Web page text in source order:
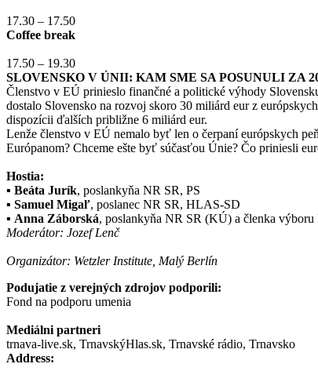
17.30 – 17.50
Coffee break
17.50 – 19.30
SLOVENSKO V ÚNII: KAM SME SA POSUNULI ZA
Členstvo v EÚ prinieslo finančné a politické výhody
dostalo Slovensko na rozvoj skoro 30 miliárd eur z
dispozícii ďalších približne 6 miliárd eur.
Lenže členstvo v EÚ nemalo byť len o čerpaní európskych
Európanom? Chceme ešte byť súčasťou Únie? Čo priniesli
Hostia:
▪ Beáta Jurík, poslankyňa NR SR, PS
▪ Samuel Migaľ, poslanec NR SR, HLAS-SD
▪ Anna Záborská, poslankyňa NR SR (KÚ) a členka výboru
Moderátor: Jozef Lenč
Organizátor: Wetzler Institute, Malý Berlín
Podujatie z verejných zdrojov podporili:
Fond na podporu umenia
Mediálni partneri
trnava-live.sk, TrnavskýHlas.sk, Trnavské rádio, Trnavsko
Address: